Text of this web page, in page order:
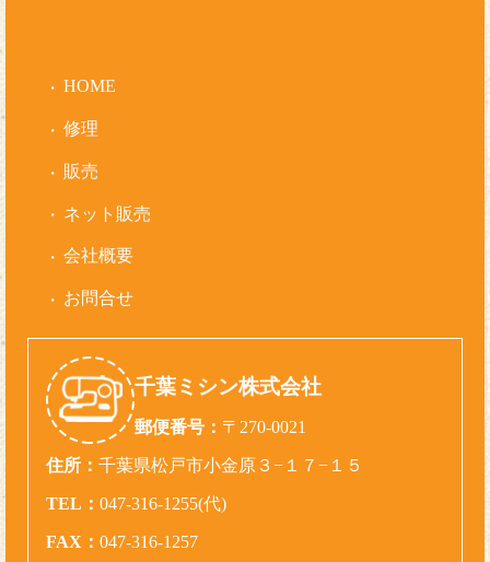
HOME
修理
販売
ネット販売
会社概要
お問合せ
千葉ミシン株式会社
郵便番号： 〒270-0021
住所： 千葉県松戸市小金原３−１７−１５
TEL： 047-316-1255(代)
FAX： 047-316-1257